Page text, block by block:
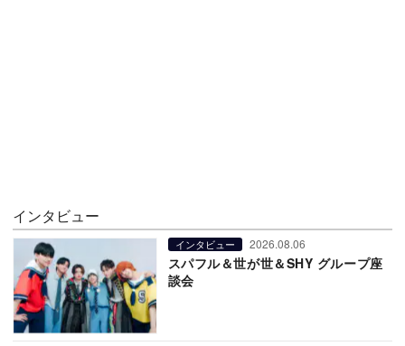
インタビュー
インタビュー 2026.08.06
スパフル＆世が世＆SHY グループ座
談会